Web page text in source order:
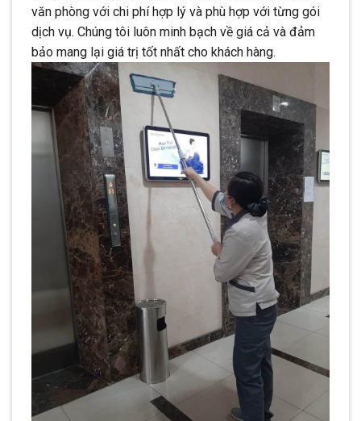
văn phòng với chi phí hợp lý và phù hợp với từng gói
dịch vụ. Chúng tôi luôn minh bạch về giá cả và đảm
bảo mang lại giá trị tốt nhất cho khách hàng.